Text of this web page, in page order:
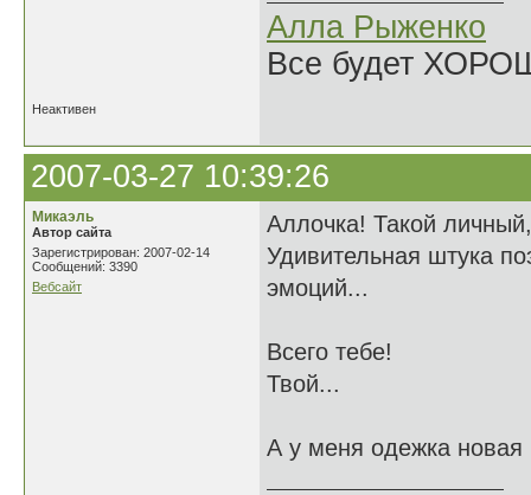
Алла Рыженко
Все будет
Неактивен
2007-03-27 10:39:26
Микаэль
Автор сайта
Зарегистрирован: 2007-02-14
Сообщений: 3390
Вебсайт
Аллочка! Такой
Удивительная штука
эмоций...
Всего тебе!
Твой...
А у меня одежка новая